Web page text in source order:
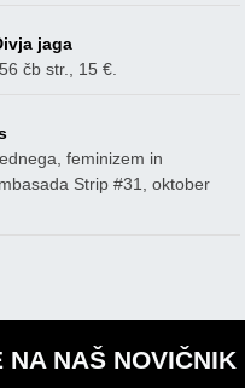
jaga
čb str., 15 €.
feminizem in
Strip #31, oktober
NA NAŠ NOVIČNIK